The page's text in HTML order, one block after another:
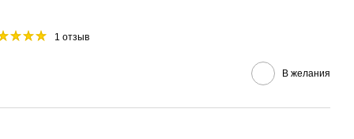
1 отзыв
В желания